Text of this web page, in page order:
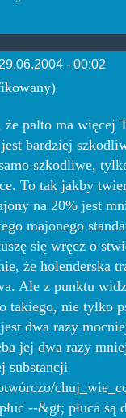
29.06.2004 - 00:02
że palto ma więcej
bardziej
szkodliwe,
To tak jakby
na 20% jest
majonego
się wręcz o
że holenderska
Ale z punktu
takiego, nie tylko
dwa razy
jej dwa razy
substancji
--&gt; płuca są